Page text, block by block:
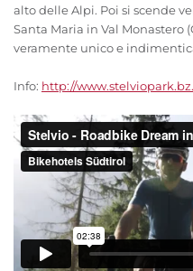
alto delle Alpi. Poi si scende
Santa Maria in Val Monastero
veramente unico e
Info: http://